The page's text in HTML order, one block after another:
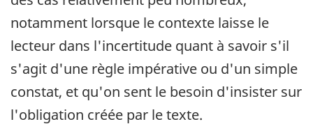
notamment lorsque le contexte laisse le
lecteur dans l'incertitude quant à savoir s'il
s'agit d'une règle impérative ou d'un simple
constat, et qu'on sent le besoin d'insister sur
l'obligation créée par le texte.